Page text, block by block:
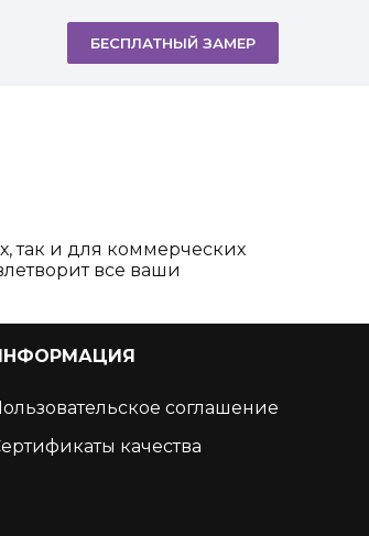
БЕСПЛАТНЫЙ ЗАМЕР
так и для коммерческих
все ваши
соглашение
качества